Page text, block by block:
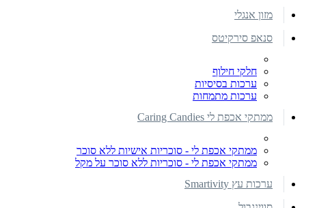
מזון אנגלי
סנאפ סירקיטס
חלקי חילוף
ערכות בסיסיות
ערכות מתמחות
ממתקי אכפת לי Caring Candies
ממתקי אכפת לי - סוכריות אישיות ללא סוכר
ממתקי אכפת לי - סוכריות ללא סוכר על מקל
ערכות עץ Smartivity